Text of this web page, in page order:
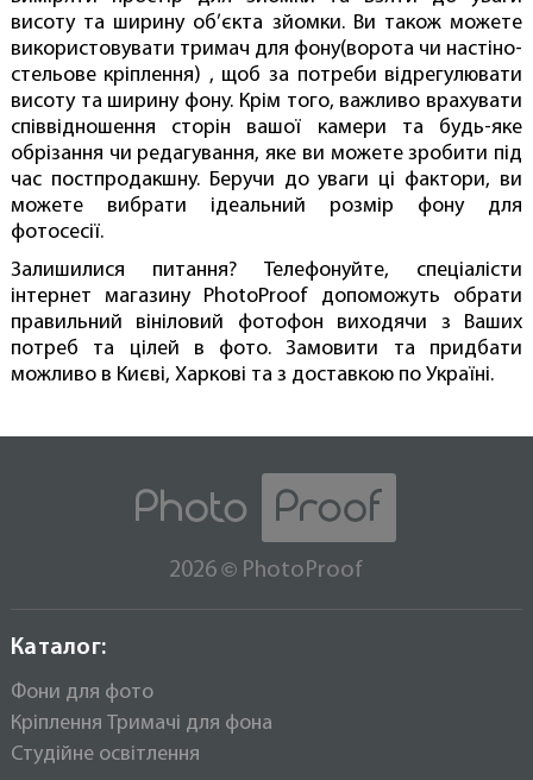
висоту та ширину об’єкта зйомки. Ви також можете
використовувати тримач для фону(ворота чи настіно-
стельове кріплення) , щоб за потреби відрегулювати
висоту та ширину фону. Крім того, важливо врахувати
співвідношення сторін вашої камери та будь-яке
обрізання чи редагування, яке ви можете зробити під
час постпродакшну. Беручи до уваги ці фактори, ви
можете вибрати ідеальний розмір фону для
фотосесії.
Залишилися питання? Телефонуйте, спеціалісти
інтернет магазину PhotoProof допоможуть обрати
правильний вініловий фотофон виходячи з Ваших
потреб та цілей в фото. Замовити та придбати
можливо в Києві, Харкові та з доставкою по Україні.
2026© PhotoProof
Каталог:
Фони для фото
Кріплення Тримачі для фона
Студійне освітлення